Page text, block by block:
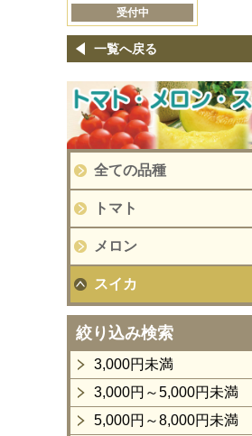
受付中
一覧へ戻る
全ての品種
トマト
メロン
スイカ
絞り込み検索
3,000円未満
3,000円～5,000円未満
5,000円～8,000円未満